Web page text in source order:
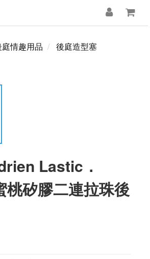
情趣用品 後庭造型塞
Lastic．
矽膠二連拉珠後